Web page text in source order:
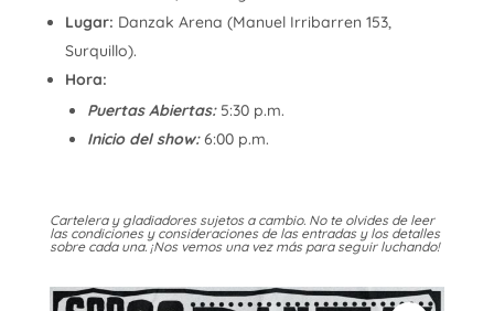
Lugar: Danzak Arena (Manuel Irribarren 153,
Surquillo).
Hora:
Puertas Abiertas:5:30 p.m.
Inicio del show:6:00 p.m.
Cartelera y gladiadores sujetos a cambio. No te olvides de leer
las condiciones y consideraciones de las entradas y los detalles
sobre cada una. ¡Nos vemos una vez más para seguir luchando!